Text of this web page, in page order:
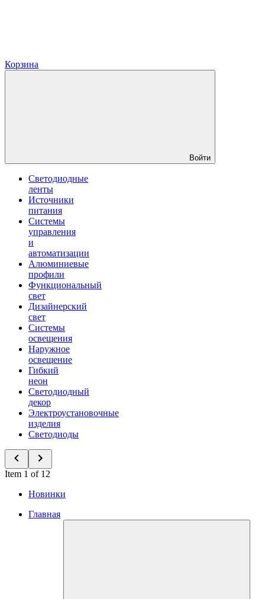
Корзина
Войти
Светодиодные
ленты
Источники
питания
Системы
управления
и
автоматизации
Алюминиевые
профили
Функциональный
свет
Дизайнерский
свет
Системы
освещения
Наружное
освещение
Гибкий
неон
Светодиодный
декор
Электроустановочные
изделия
Светодиоды
Item 1 of 12
Новинки
Главная